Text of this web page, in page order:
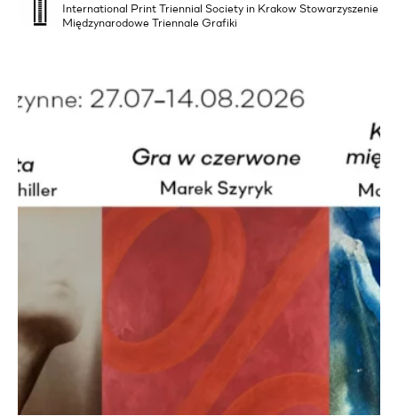
International Print Triennial Society in Krakow Stowarzyszenie
Międzynarodowe Triennale Grafiki